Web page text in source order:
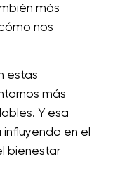
más
nos
estas
más
Y esa
en el
bienestar